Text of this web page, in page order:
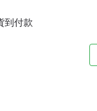
到付款